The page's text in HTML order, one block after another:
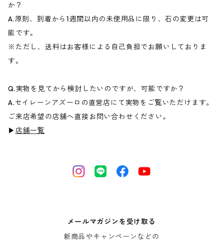
か？
A.原則、到着から1週間以内の未使用品に限り、石の変更は可
能です。
※ただし、送料はお客様による自己負担でお願いしておりま
す。
Q.実物を見てから検討したいのですが、可能ですか？
A.セイレーンアズーロの直営店にて実物をご覧いただけます。
ご来店希望の店舗へ直接お問い合わせください。
▶ 店舗一覧
メールマガジンを受け取る
新商品やキャンペーンなどの